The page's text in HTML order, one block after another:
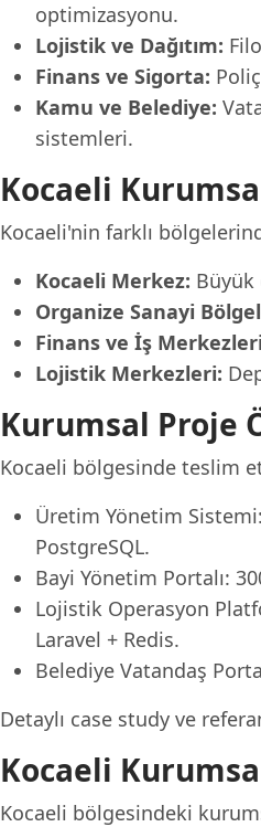
optimizasyonu.
Lojistik ve Dağıtım:
Finans ve Sigorta:
Kamu ve Belediye:
sistemleri.
Kocaeli
Kocaeli'nin farklı
Kocaeli Merkez:
Organize Sanayi
Finans ve İş
Lojistik Merkezleri:
Kurumsal Proje
Kocaeli bölgesinde teslim
Üretim Yönetim
PostgreSQL.
Bayi Yönetim Portalı:
Lojistik Operasyon
Laravel + Redis.
Belediye Vatandaş
Detaylı case study ve
Kocaeli
Kocaeli bölgesindeki